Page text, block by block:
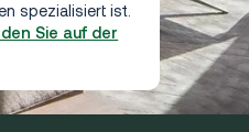
spezialisiert ist.
Sie auf der